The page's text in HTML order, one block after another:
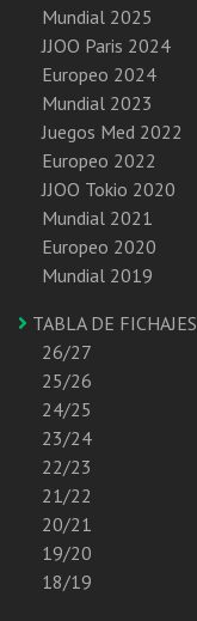
Mundial 2025
JJOO Paris 2024
Europeo 2024
Mundial 2023
Juegos Med 2022
Europeo 2022
JJOO Tokio 2020
Mundial 2021
Europeo 2020
Mundial 2019
TABLA DE FICHAJES
26/27
25/26
24/25
23/24
22/23
21/22
20/21
19/20
18/19